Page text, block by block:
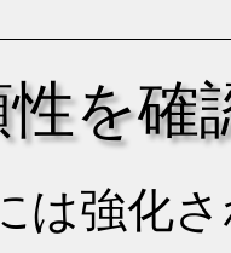
性を
は強化